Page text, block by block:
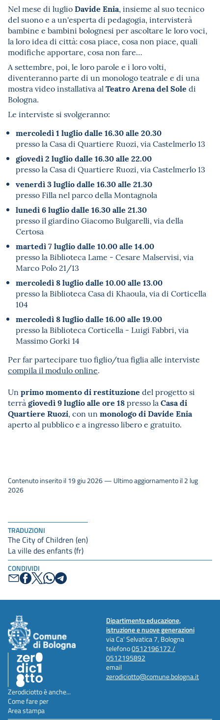
TRADUZIONI
The City of Children (en)
La ville des enfants (fr)
CONDIVIDI
Nel mese di luglioDavide Enia, insieme al suo tecnico
del suono e a un'esperta di pedagogia, intervisterà
bambine e bambini bolognesi per ascoltare le loro voci,
la loro idea di città: cosa piace, cosa non piace, quali
modifiche apportare, cosa non fare…
A settembre, poi, le loro parole e i loro volti,
diventeranno parte di un monologo teatrale e di una
mostra video installativa al Teatro Arena del Sole di
Bologna.
Le interviste si svolgeranno:
mercoledì 1 luglio dalle 16.30 alle 20.30
presso la Casa di Quartiere Ruozi, via Castelmerlo 13
giovedì 2 luglio dalle 16.30 alle 22.00
presso la Casa di Quartiere Ruozi, via Castelmerlo 13
venerdì 3 luglio dalle 16.30 alle 21.30
presso Filla nel parco della Montagnola
lunedì 6 luglio dalle 16.30 alle 21.30
presso il giardino Giacomo Bulgarelli, via della
Certosa
martedì 7 luglio dalle 10.00 alle 14.00
presso la Biblioteca Lame - Cesare Malservisi, via
Marco Polo 21/13
mercoledì 8 luglio dalle 10.00 alle 13.00
presso la Biblioteca Casa di Khaoula, via di Corticella
104
mercoledì 8 luglio dalle 16.00 alle 19.00
presso la Biblioteca Corticella - Luigi Fabbri, via
Massimo Gorki 14
Per far partecipare tuo figlio/tua figlia alle interviste
compila il modulo online.
Un primo momento di restituzione del progetto si
terrà giovedì 9 luglio alle ore 18presso la Casa di
Quartiere Ruozi, con un monologo di Davide Enia
aperto al pubblico e a ingresso libero e gratuito.
Contenuto inserito il 19 giu 2026 — Ultimo aggiornamento il 2 lug
2026
Dipartimento educazione,
istruzione e nuove generazioni
via Ca' Selvatica 7, Bologna
telefono0512196172 /
0512195892
email
zerodiciotto@comune.bologna.it
Zerodiciotto è anche...
Come fare per
Area stampa